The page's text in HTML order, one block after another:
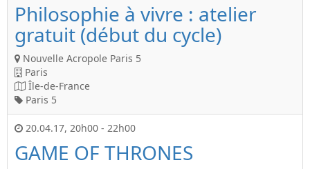
Philosophie à vivre : atelier
gratuit (début du cycle)
Nouvelle Acropole Paris 5
Paris
Île-de-France
Paris 5
20.04.17, 20h00 - 22h00
GAME OF THRONES